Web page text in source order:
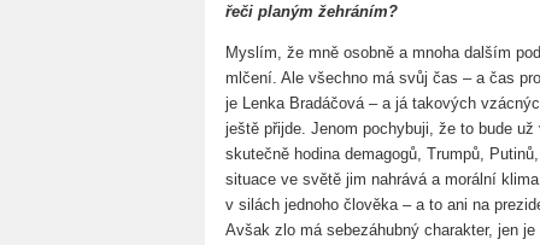
řeči planým žehráním?
Myslím, že mně osobně a mnoha dalším
mlčení. Ale všechno má svůj čas – a čas
je Lenka Bradáčová – a já takových
ještě přijde. Jenom pochybuji, že to bude
skutečně hodina demagogů, Trumpů,
situace ve světě jim nahrává a morální
v silách jednoho člověka – a to ani na
Avšak zlo má sebezáhubný charakter, jen